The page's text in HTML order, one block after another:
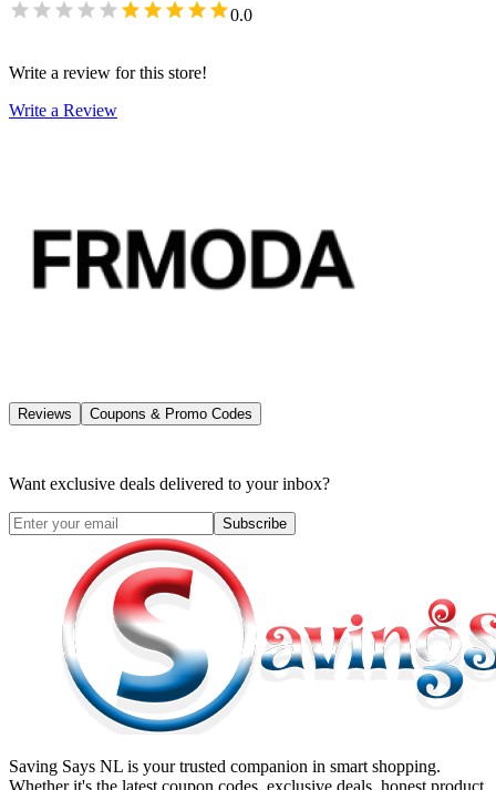
0.0
Write a review for this store!
Write a Review
Reviews Coupons & Promo Codes
Want exclusive deals delivered to your inbox?
Subscribe
Saving Says NL is your trusted companion in smart shopping.